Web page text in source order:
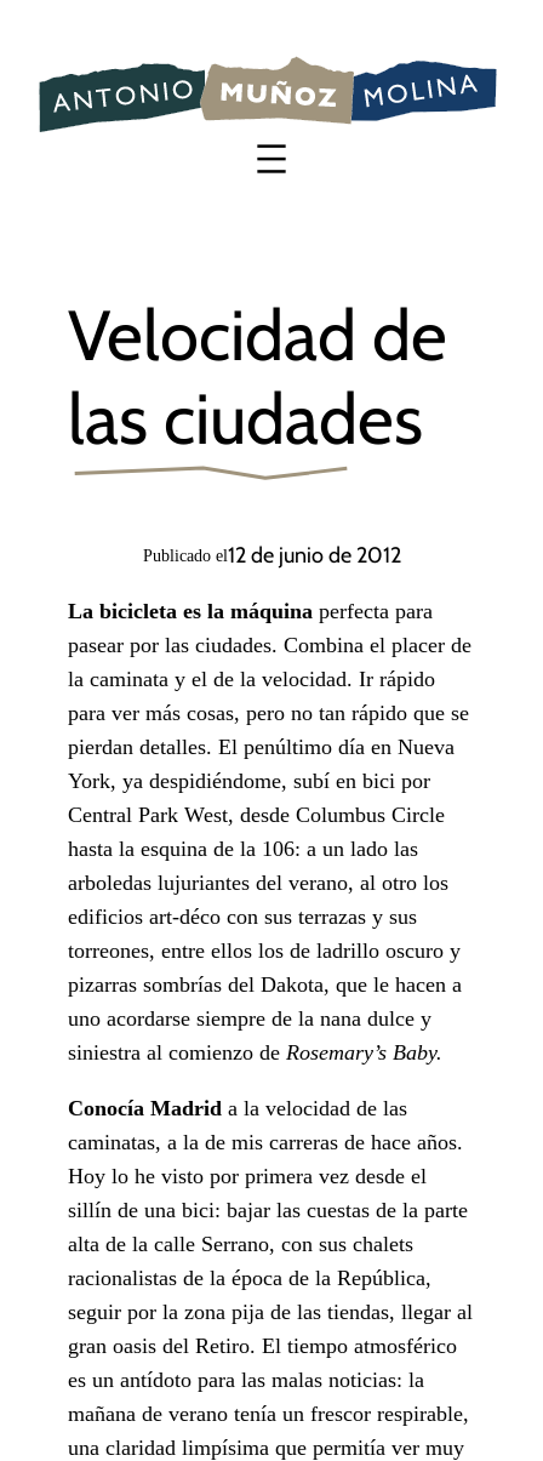
contenido
Velocidad de
las ciudades
Publicado el12 de junio de 2012
La bicicleta es la máquina perfecta para
pasear por las ciudades. Combina el placer de
la caminata y el de la velocidad. Ir rápido
para ver más cosas, pero no tan rápido que se
pierdan detalles. El penúltimo día en Nueva
York, ya despidiéndome, subí en bici por
Central Park West, desde Columbus Circle
hasta la esquina de la 106: a un lado las
arboledas lujuriantes del verano, al otro los
edificios art-déco con sus terrazas y sus
torreones, entre ellos los de ladrillo oscuro y
pizarras sombrías del Dakota, que le hacen a
uno acordarse siempre de la nana dulce y
siniestra al comienzo de Rosemary’s Baby.
Conocía Madrid a la velocidad de las
caminatas, a la de mis carreras de hace años.
Hoy lo he visto por primera vez desde el
sillín de una bici: bajar las cuestas de la parte
alta de la calle Serrano, con sus chalets
racionalistas de la época de la República,
seguir por la zona pija de las tiendas, llegar al
gran oasis del Retiro. El tiempo atmosférico
es un antídoto para las malas noticias: la
mañana de verano tenía un frescor respirable,
una claridad limpísima que permitía ver muy